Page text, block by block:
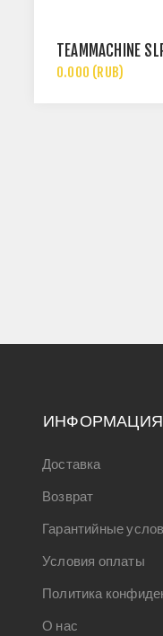
TEAMMACHINE
0.000 (RUB)
ИНФОРМАЦИЯ
Доставка
Возврат
Гарантийные
Условия оплаты
Политика
О нас